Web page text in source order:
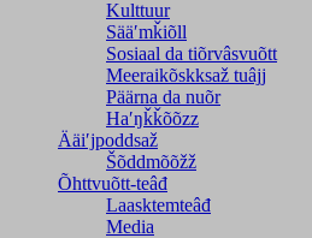
Kulttuur
Sääʹmǩiõll
Sosiaal da tiõrvâsvuõtt
Meeraikõskksaž tuâjj
Päärna da nuõr
Haʹŋǩǩõõzz
Ääiʹjpoddsaž
Šõddmõõžž
Õhttvuõtt-teâđ
Laasktemteâđ
Media